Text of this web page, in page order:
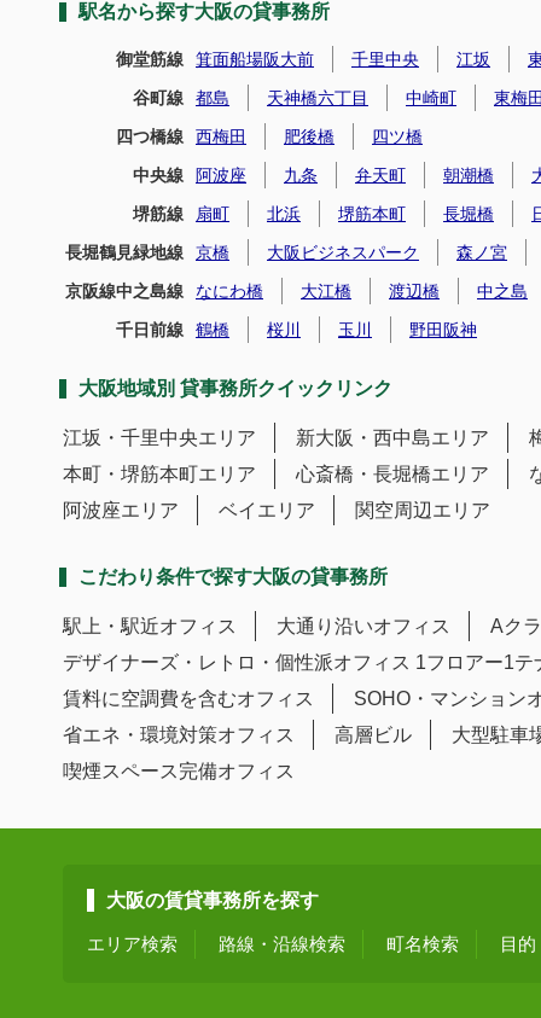
駅名から探す大阪の貸事務所
御堂筋線 箕面船場阪大前 千里中央 江坂
谷町線
都島 天神橋六丁目 中崎町
東梅
四つ橋線
西梅田 肥後橋
四ツ橋
中央線
阿波座 九条 弁天町 朝潮橋
堺筋線
扇町 北浜 堺筋本町 長堀橋
長堀鶴見緑地線
京橋 大阪ビジネスパーク
森ノ宮
京阪線中之島線
なにわ橋 大江橋 渡辺橋
中之島
千日前線
鶴橋 桜川 玉川 野田阪神
大阪地域別 貸事務所クイックリンク
江坂・千里中央エリア 新大阪・西中島エリア
本町・堺筋本町エリア
心斎橋・長堀橋エリア
阿波座エリア
ベイエリア 関空周辺エリア
こだわり条件で探す大阪の貸事務所
駅上・駅近オフィス 大通り沿いオフィス
Aク
デザイナーズ・レトロ・個性派オフィス 1フロアー1テ
賃料に空調費を含むオフィス
SOHO・マンション
省エネ・環境対策オフィス
高層ビル
大型駐車
喫煙スペース完備オフィス
大阪の賃貸事務所を探す
エリア検索 路線・沿線検索 町名検索 目